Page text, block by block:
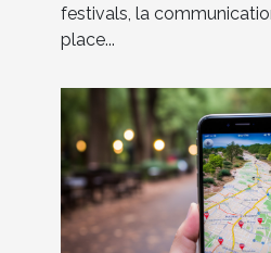
festivals, la
place...